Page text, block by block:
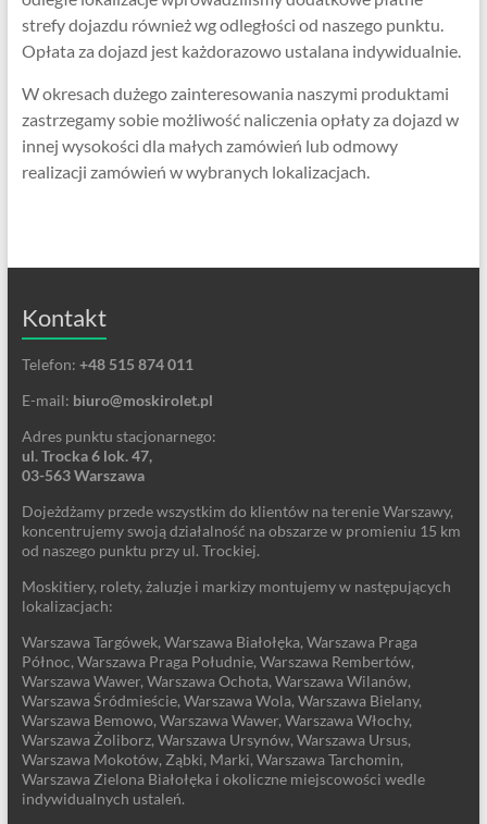
strefy dojazdu również wg odległości od naszego punktu.
Opłata za dojazd jest każdorazowo ustalana indywidualnie.
W okresach dużego zainteresowania naszymi produktami
zastrzegamy sobie możliwość naliczenia opłaty za dojazd w
innej wysokości dla małych zamówień lub odmowy
realizacji zamówień w wybranych lokalizacjach.
Kontakt
Telefon: +48 515 874 011
E-mail: biuro@moskirolet.pl
Adres punktu stacjonarnego:
ul. Trocka 6 lok. 47,
03-563 Warszawa
Dojeżdżamy przede wszystkim do klientów na terenie Warszawy,
koncentrujemy swoją działalność na obszarze w promieniu 15 km
od naszego punktu przy ul. Trockiej.
Moskitiery, rolety, żaluzje i markizy montujemy w następujących
lokalizacjach:
Warszawa Targówek, Warszawa Białołęka, Warszawa Praga
Północ, Warszawa Praga Południe, Warszawa Rembertów,
Warszawa Wawer, Warszawa Ochota, Warszawa Wilanów,
Warszawa Śródmieście, Warszawa Wola, Warszawa Bielany,
Warszawa Bemowo, Warszawa Wawer, Warszawa Włochy,
Warszawa Żoliborz, Warszawa Ursynów, Warszawa Ursus,
Warszawa Mokotów, Ząbki, Marki, Warszawa Tarchomin,
Warszawa Zielona Białołęka i okoliczne miejscowości wedle
indywidualnych ustaleń.